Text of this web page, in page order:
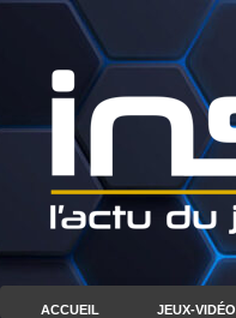
ACCUEIL JEUX-VIDÉO